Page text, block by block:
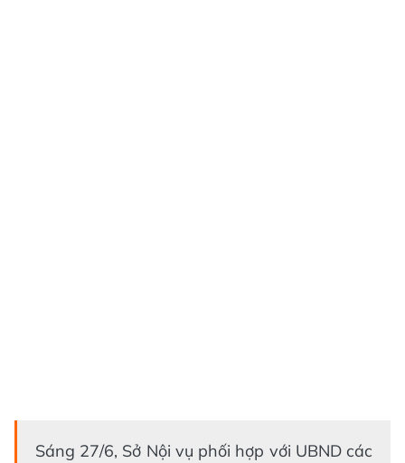
Sáng 27/6, Sở Nội vụ phối hợp với UBND các